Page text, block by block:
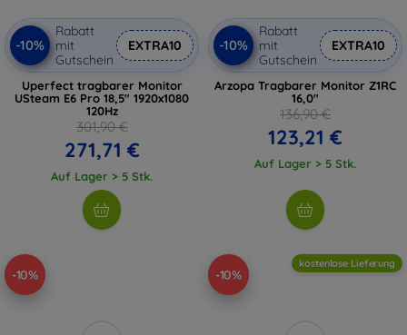
-10%
Rabatt
mit
Gutschein
EXTRA10
Uperfect tragbarer Monitor
USteam E6 Pro 18,5" 1920x1080
120Hz
301,90 €
271,71 €
Auf Lager > 5 Stk.
-10%
Rabatt
mit
Gutschein
EXTRA10
Arzopa Tragbarer Monitor Z1RC
16,0"
136,90 €
123,21 €
Auf Lager > 5 Stk.
-10% -10%
kostenlose Lieferung